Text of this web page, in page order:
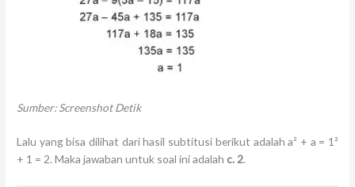
Sumber: Screenshot Detik
Lalu yang bisa dilihat dari hasil subtitusi berikut adalah a² + a = 1²
+ 1 = 2. Maka jawaban untuk soal ini adalah c. 2.